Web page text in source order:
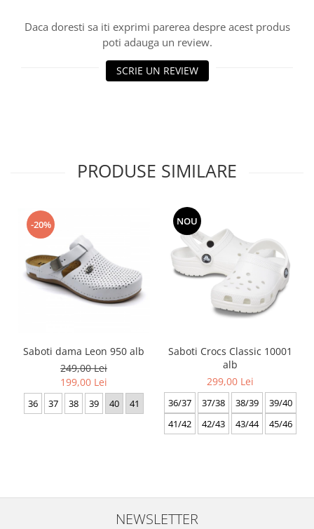
Daca doresti sa iti exprimi parerea despre acest produs
poti adauga un review.
SCRIE UN REVIEW
PRODUSE SIMILARE
-20%
Saboti dama Leon 950 alb
249,00 Lei
199,00 Lei
36 37 38 39 40 41
NOU
Saboti Crocs Classic 10001
alb
299,00 Lei
36/37 37/38 38/39
39/40
41/42
42/43 43/44 45/46
NEWSLETTER